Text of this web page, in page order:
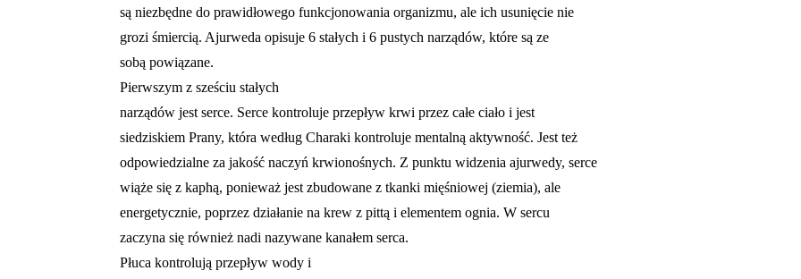
są niezbędne do prawidłowego funkcjonowania organizmu, ale ich usunięcie nie
grozi śmiercią. Ajurweda opisuje 6 stałych i 6 pustych narządów, które są ze
sobą powiązane.
Pierwszym z sześciu stałych
narządów jest serce. Serce kontroluje przepływ krwi przez całe ciało i jest
siedziskiem Prany, która według Charaki kontroluje mentalną aktywność. Jest też
odpowiedzialne za jakość naczyń krwionośnych. Z punktu widzenia ajurwedy, serce
wiąże się z kaphą, ponieważ jest zbudowane z tkanki mięśniowej (ziemia), ale
energetycznie, poprzez działanie na krew z pittą i elementem ognia. W sercu
zaczyna się również nadi nazywane kanałem serca.
Płuca kontrolują przepływ wody i